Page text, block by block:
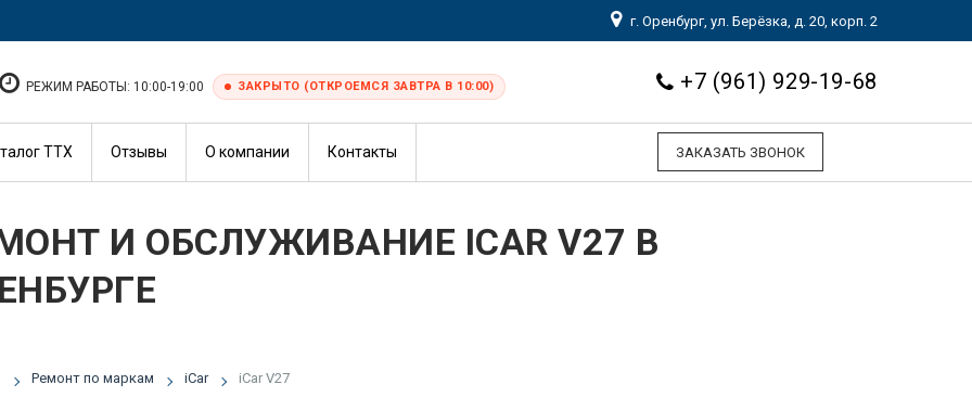
г. Оренбург, ул. Берёзка, д. 20, корп. 2
+7 (961) 929-19-68
РЕЖИМ РАБОТЫ: 10:00-19:00 ЗАКРЫТО (ОТКРОЕМСЯ ЗАВТРА В 10:00)
ЗАКАЗАТЬ ЗВОНОК
ТТХ Отзывы О компании Контакты
И ОБСЛУЖИВАНИЕ ICAR V27 В
Ремонт по маркам iCar iCar V27